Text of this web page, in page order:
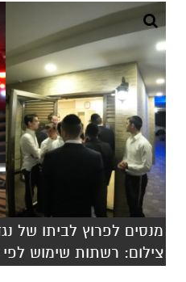
צילום: רשתות שימוש לפי